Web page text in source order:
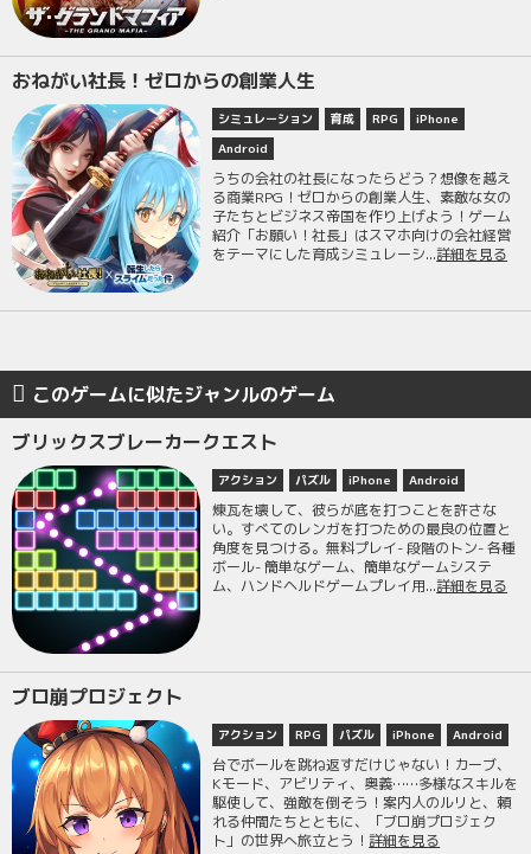
おねがい社長！ゼロからの創業人生
シミュレーション 育成 RPG
iPhone
Android
うちの会社の社長になったらどう？想像を越え
る商業RPG！ゼロからの創業人生、素敵な女の
子たちとビジネス帝国を作り上げよう！ゲーム
紹介「お願い！社長」はスマホ向けの会社経営
をテーマにした育成シミュレーシ...詳細を見る
このゲームに似たジャンルのゲーム
ブリックスブレーカークエスト
アクション パズル iPhone Android
煉瓦を壊して、彼らが底を打つことを許さな
い。すべてのレンガを打つための最良の位置と
角度を見つける。無料プレイ- 段階のトン- 各種
ボール- 簡単なゲーム、簡単なゲームシステ
ム、ハンドヘルドゲームプレイ用...詳細を見る
ブロ崩プロジェクト
アクション RPG パズル iPhone Android
台でボールを跳ね返すだけじゃない！カーブ、
Kモード、アビリティ、奥義……多様なスキルを
駆使して、強敵を倒そう！案内人のルリと、頼
れる仲間たちとともに、「ブロ崩プロジェク
ト」の世界へ旅立とう！詳細を見る